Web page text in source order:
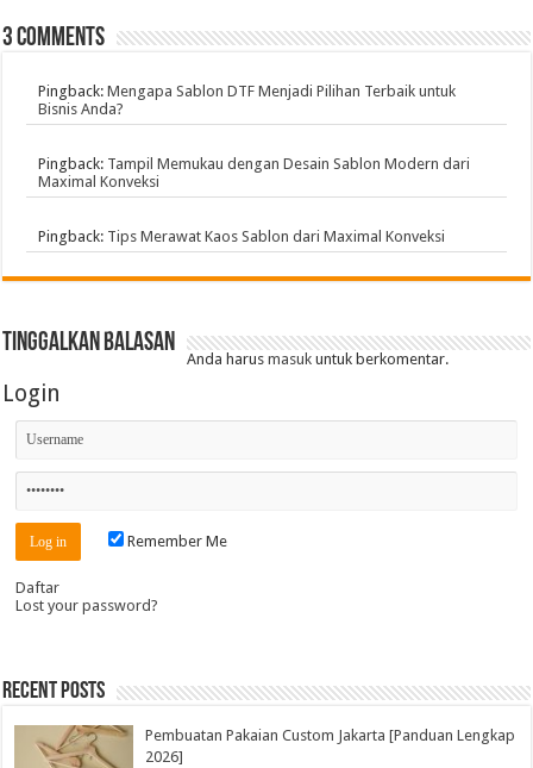
3 comments
Pingback:Mengapa Sablon DTF Menjadi Pilihan Terbaik untuk
Bisnis Anda?
Pingback: Tampil Memukau dengan Desain Sablon Modern dari
Maximal Konveksi
Pingback: Tips Merawat Kaos Sablon dari Maximal Konveksi
Tinggalkan Balasan
Anda harusmasuk untuk berkomentar.
Login
Remember Me
Daftar
Lost your password?
Recent Posts
Pembuatan Pakaian Custom Jakarta [Panduan Lengkap
2026]